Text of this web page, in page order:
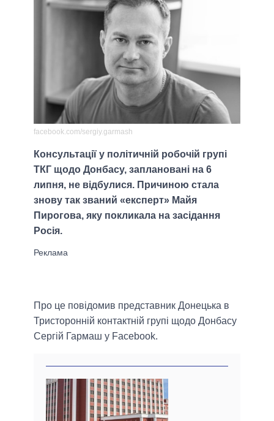
facebook.com/sergiy.garmash
Консультації у політичній робочій групі
ТКГ щодо Донбасу, заплановані на 6
липня, не відбулися. Причиною стала
знову так званий «експерт» Майя
Пирогова, яку покликала на засідання
Росія.
Про це повідомив представник Донецька в
Тристоронній контактній групі щодо Донбасу
Сергій Гармаш у Facebook.